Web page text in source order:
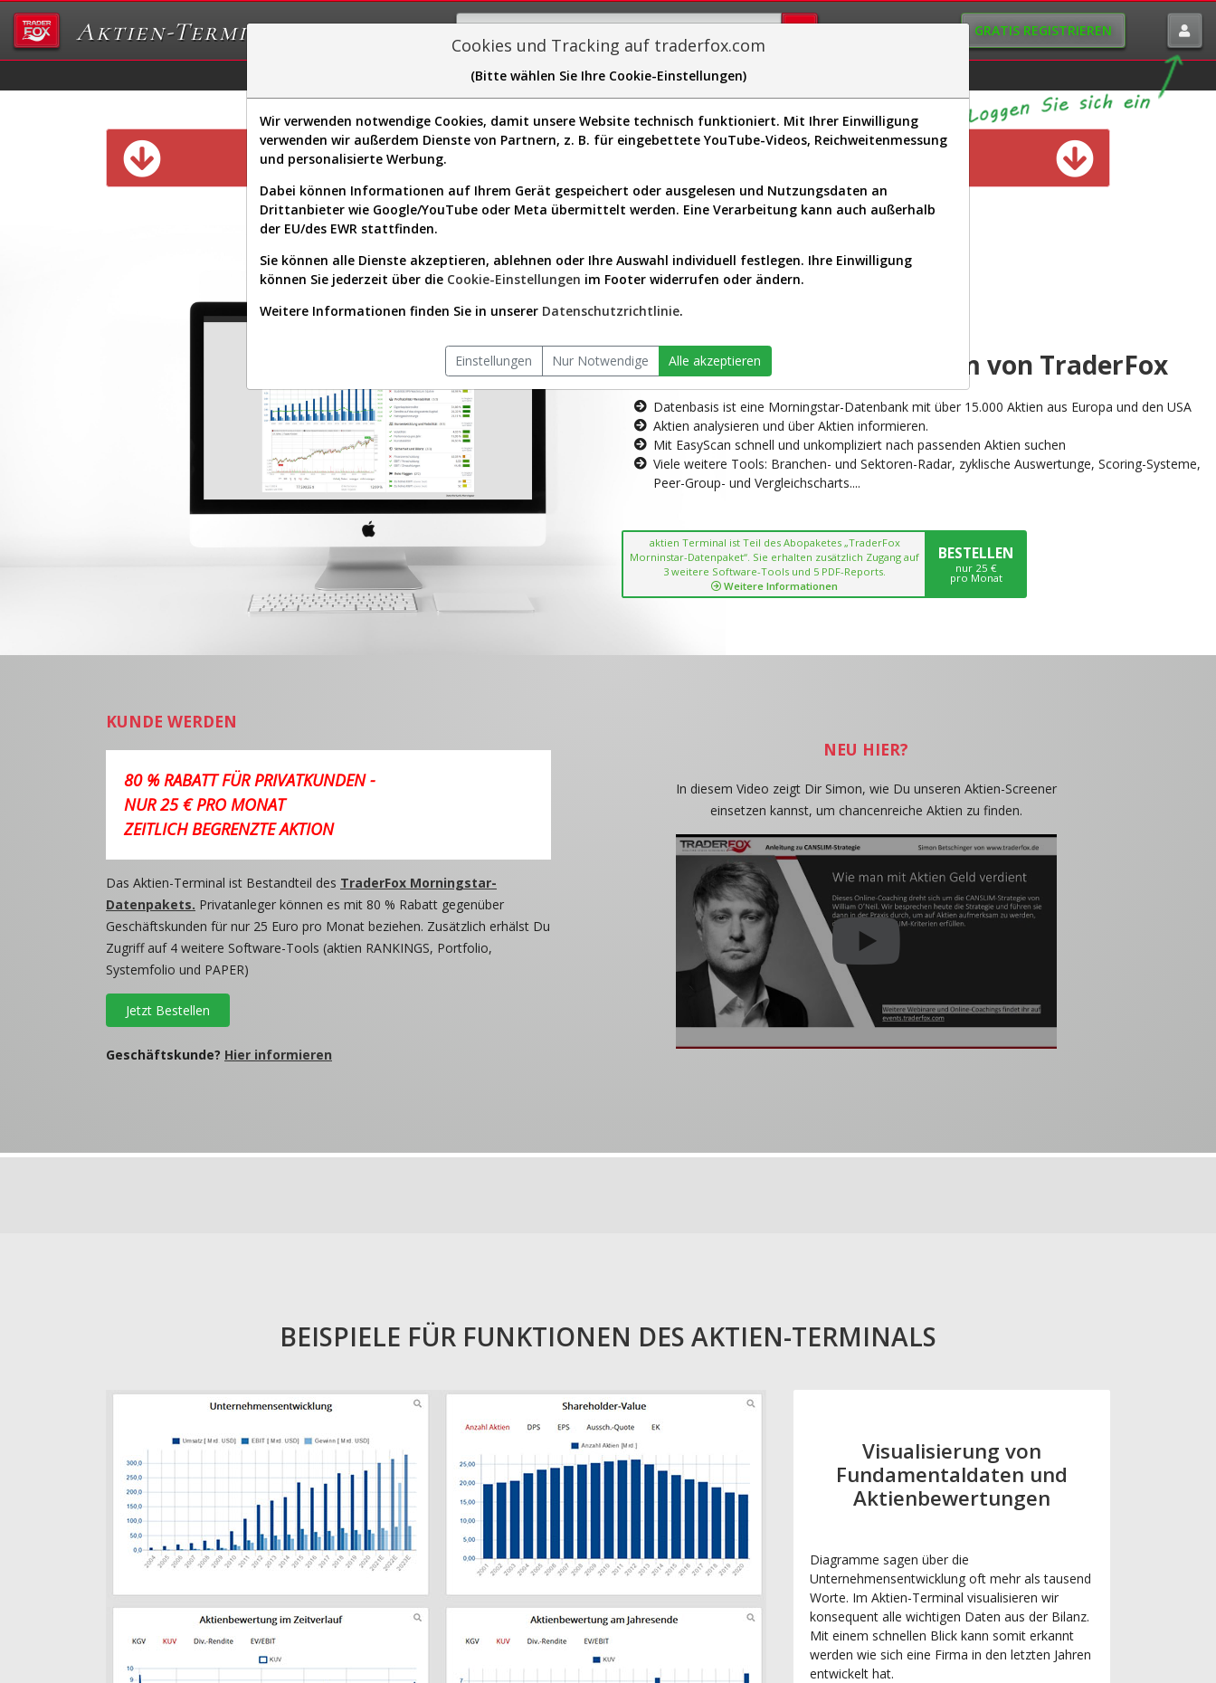
Aktien-Terminal GRATIS REGISTRIEREN
Sector-Spider Easy-Scan Visualizations
Diese Funktion ist nur für Premium-Kunden verfügbar
AKTIEN-TERMINAL
Die Aktienanalyse-Plattform von TraderFox
Datenbasis ist eine Morningstar-Datenbank mit über 15.000 Aktien aus Europa und den USA
Aktien analysieren und über Aktien informieren.
Mit EasyScan schnell und unkompliziert nach passenden Aktien suchen
Viele weitere Tools: Branchen- und Sektoren-Radar, zyklische Auswertunge, Scoring-Systeme,
Peer-Group- und Vergleichscharts....
aktien Terminal ist Teil des Abopaketes „TraderFox
Morninstar-Datenpaket“. Sie erhalten zusätzlich Zugang auf
3 weitere Software-Tools und 5 PDF-Reports.
Weitere Informationen
BESTELLEN
nur 25 €
pro Monat
KUNDE WERDEN
80 % RABATT FÜR PRIVATKUNDEN -
NUR 25 € PRO MONAT
ZEITLICH BEGRENZTE AKTION
Das Aktien-Terminal ist Bestandteil des TraderFox Morningstar-
Datenpakets. Privatanleger können es mit 80 % Rabatt gegenüber
Geschäftskunden für nur 25 Euro pro Monat beziehen. Zusätzlich erhälst Du
Zugriff auf 4 weitere Software-Tools (aktien RANKINGS, Portfolio,
Systemfolio und PAPER)
Jetzt Bestellen
Geschäftskunde? Hier informieren
NEU HIER?
In diesem Video zeigt Dir Simon, wie Du unseren Aktien-Screener
einsetzen kannst, um chancenreiche Aktien zu finden.
BEISPIELE FÜR FUNKTIONEN DES AKTIEN-TERMINALS
Visualisierung von
Fundamentaldaten und
Aktienbewertungen
Diagramme sagen über die
Unternehmensentwicklung oft mehr als tausend
Worte. Im Aktien-Terminal visualisieren wir
konsequent alle wichtigen Daten aus der Bilanz.
Mit einem schnellen Blick kann somit erkannt
werden wie sich eine Firma in den letzten Jahren
entwickelt hat.
Cookies und Tracking auf traderfox.com
(Bitte wählen Sie Ihre Cookie-Einstellungen)
Wir verwenden notwendige Cookies, damit unsere Website technisch funktioniert. Mit Ihrer Einwilligung
verwenden wir außerdem Dienste von Partnern, z. B. für eingebettete YouTube-Videos, Reichweitenmessung
und personalisierte Werbung.
Dabei können Informationen auf Ihrem Gerät gespeichert oder ausgelesen und Nutzungsdaten an
Drittanbieter wie Google/YouTube oder Meta übermittelt werden. Eine Verarbeitung kann auch außerhalb
der EU/des EWR stattfinden.
Sie können alle Dienste akzeptieren, ablehnen oder Ihre Auswahl individuell festlegen. Ihre Einwilligung
können Sie jederzeit über die Cookie-Einstellungen im Footer widerrufen oder ändern.
Weitere Informationen finden Sie in unserer Datenschutzrichtlinie.
Einstellungen Nur Notwendige Alle akzeptieren